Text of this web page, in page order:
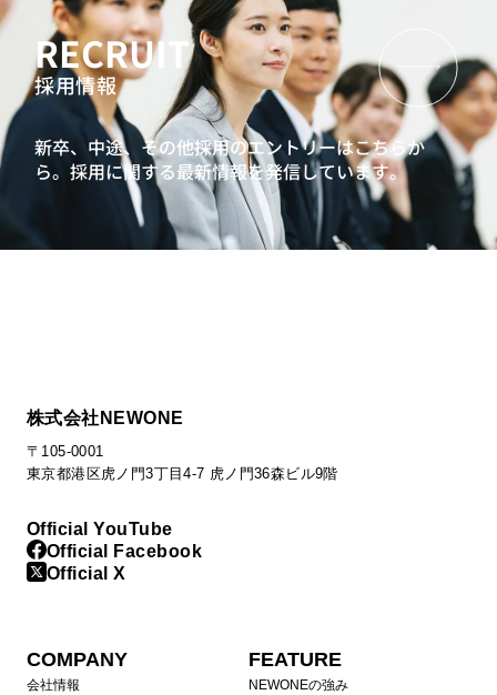
RECRUIT
採用情報
新卒、中途、その他採用のエントリーはこちらか
ら。採用に関する最新情報を発信しています。
株式会社NEWONE
〒105-0001
東京都港区虎ノ門3丁目4-7 虎ノ門36森ビル9階
Official YouTube
Official Facebook
Official X
COMPANY
会社情報
FEATURE
NEWONEの強み